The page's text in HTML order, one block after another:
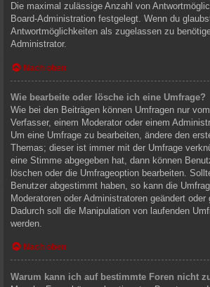
Die maximal zulässige Anzahl von
Board-Administration festgelegt. Wenn du
Antwortmöglichkeiten als zugelassen zu
Administrator.
Nach oben
Wie bearbeite oder lösche ich eine Umfrage?
Wie bei den Beiträgen können Umfragen nur
Verfasser, einem Moderator oder einem
Um eine Umfrage zu bearbeiten, ändere den
Themas; dieser ist immer mit der Umfrage
eine Stimme abgegeben hat, dann können
löschen oder die Umfrageoption bearbeiten.
Benutzer abgestimmt haben, so kann die
Moderatoren oder Administratoren geändert oder
Dadurch soll die Manipulation von laufenden
werden.
Nach oben
Warum kann ich auf bestimmte Foren nicht